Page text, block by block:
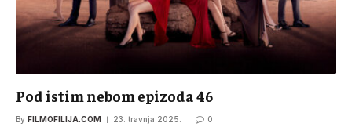
Pod istim nebom epizoda 46
By FILMOFILIJA.COM 23. travnja 2025. 0